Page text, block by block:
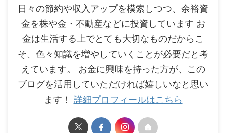
日々の節約や収入アップを模索しつつ、余裕資
金を株や金・不動産などに投資しています お
金は生活する上でとても大切なものだからこ
そ、色々知識を増やしていくことが必要だと考
えています。 お金に興味を持った方が、この
ブログを活用していただければ嬉しいなと思い
ます！ 詳細プロフィールはこちら